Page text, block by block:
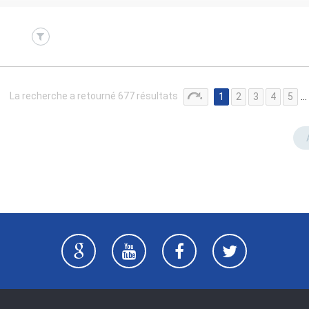
La recherche a retourné 677 résultats 1 2 3 4 5